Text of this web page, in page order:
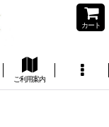
カート
ご利用案内